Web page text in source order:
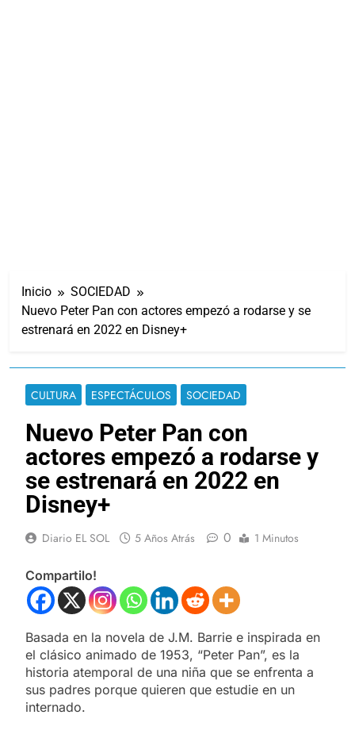
Inicio
SOCIEDAD
Nuevo Peter Pan con actores empezó a rodarse y se
estrenará en 2022 en Disney+
CULTURA ESPECTÁCULOS SOCIEDAD
Nuevo Peter Pan con
actores empezó a rodarse y
se estrenará en 2022 en
Disney+
Diario EL SOL 5 Años Atrás 0 1 Minutos
Compartilo!
Basada en la novela de J.M. Barrie e inspirada en
el clásico animado de 1953, “Peter Pan”, es la
historia atemporal de una niña que se enfrenta a
sus padres porque quieren que estudie en un
internado.